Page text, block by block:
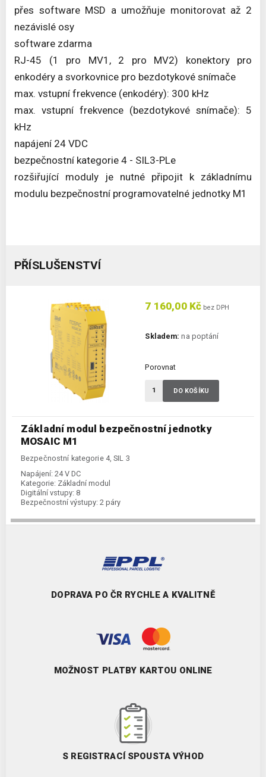
přes software MSD a umožňuje monitorovat až 2
nezávislé osy
software zdarma
RJ-45 (1 pro MV1, 2 pro MV2) konektory pro
enkodéry a svorkovnice pro bezdotykové snímače
max. vstupní frekvence (enkodéry): 300 kHz
max. vstupní frekvence (bezdotykové snímače): 5
kHz
napájení 24 VDC
bezpečnostní kategorie 4 - SIL3-PLe
rozšiřující moduly je nutné připojit k základnímu
modulu bezpečnostní programovatelné jednotky M1
PŘÍSLUŠENSTVÍ
Základní modul bezpečnostní jednotky
MOSAIC M1
Bezpečnostní kategorie 4, SIL 3
Napájení: 24 V DC
Kategorie: Základní modul
Digitální vstupy: 8
Bezpečnostní výstupy: 2 páry
7 160,00 Kč bez DPH
Skladem: na poptání
Porovnat
DO KOŠÍKU
DOPRAVA PO ČR RYCHLE A KVALITNĚ
MOŽNOST PLATBY KARTOU ONLINE
S REGISTRACÍ SPOUSTA VÝHOD